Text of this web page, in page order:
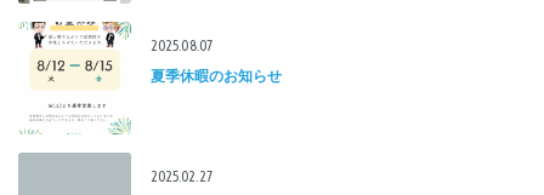
2025.08.07
夏季休暇のお知らせ
2025.02.27